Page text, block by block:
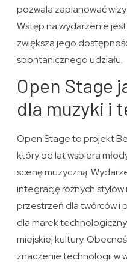
pozwala zaplanować
Wstęp na wydarzenie
zwiększa jego
spontanicznego udziału.
Open Stage
dla muzyki i
Open Stage to projekt
który od lat wspiera
scenę muzyczną.
integrację różnych
przestrzeń dla twórców i
dla marek
miejskiej kultury.
znaczenie technologii w